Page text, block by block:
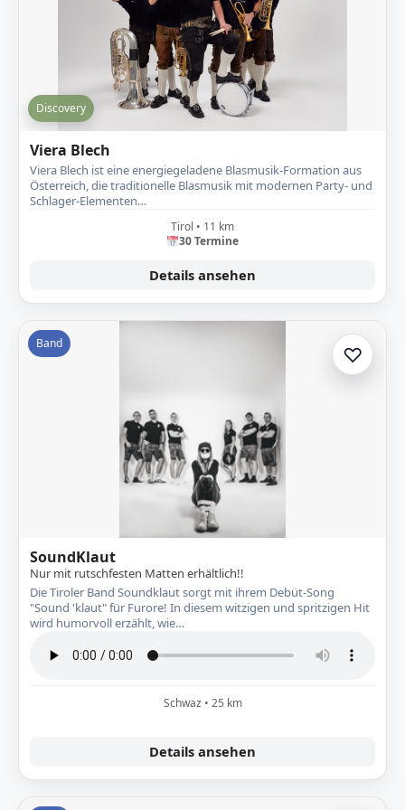
Discovery
Viera Blech
Viera Blech ist eine energiegeladene Blasmusik-Formation aus
Österreich, die traditionelle Blasmusik mit modernen Party- und
Schlager-Elementen…
Tirol • 11 km
30 Termine
Details ansehen
Band ♡Zur
SoundKlaut
Nur mit rutschfesten Matten erhältlich!!
Die Tiroler Band Soundklaut sorgt mit ihrem Debüt-Song
"Sound 'klaut" für Furore! In diesem witzigen und spritzigen Hit
wird humorvoll erzählt, wie…
Schwaz • 25 km
Details ansehen